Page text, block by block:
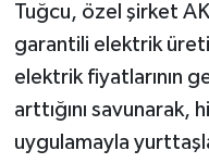
Tuğcu, özel şirket
garantili elektrik
elektrik fiyatlarının
arttığını savunarak,
uygulamayla